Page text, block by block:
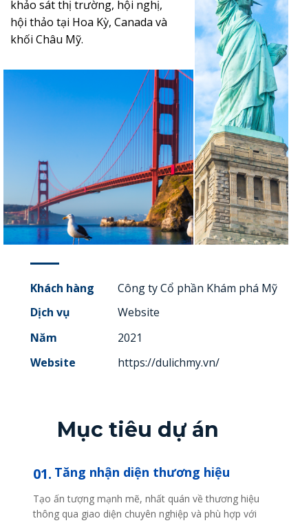
khảo sát thị trường, hội nghị,
hội thảo tại Hoa Kỳ, Canada và
khối Châu Mỹ.
https://dulichmy.vn/
Website
2021
Năm
Website
Dịch vụ
Công ty Cổ phần Khám phá Mỹ
Khách hàng
Mục tiêu dự án
01. Tăng nhận diện thương hiệu
Tạo ấn tượng mạnh mẽ, nhất quán về thương hiệu
thông qua giao diện chuyên nghiệp và phù hợp với